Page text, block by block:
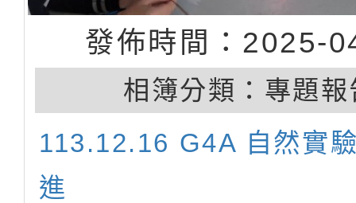
發佈時間：2025-
相簿分類： 專題報
113.12.16 G4A 自然實
進